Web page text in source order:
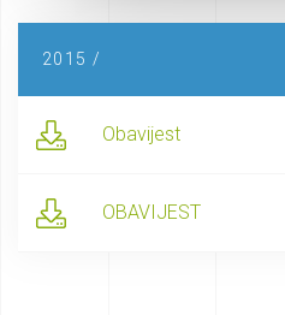
2015 /
Obavijest
OBAVIJEST